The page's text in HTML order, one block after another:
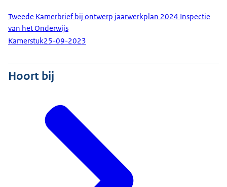
Tweede Kamerbrief bij ontwerp jaarwerkplan 2024 Inspectie
van het Onderwijs
Kamerstuk25-09-2023
Hoort bij